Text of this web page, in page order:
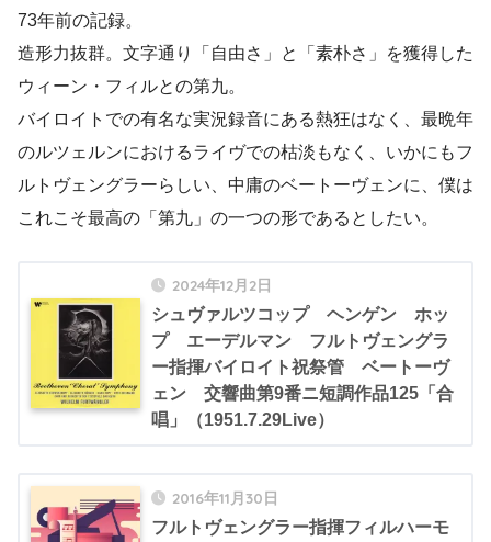
73年前の記録。
造形力抜群。文字通り「自由さ」と「素朴さ」を獲得した
ウィーン・フィルとの第九。
バイロイトでの有名な実況録音にある熱狂はなく、最晩年
のルツェルンにおけるライヴでの枯淡もなく、いかにもフ
ルトヴェングラーらしい、中庸のベートーヴェンに、僕は
これこそ最高の「第九」の一つの形であるとしたい。
2024年12月2日
シュヴァルツコップ ヘンゲン ホッ
プ エーデルマン フルトヴェングラ
ー指揮バイロイト祝祭管 ベートーヴ
ェン 交響曲第9番ニ短調作品125「合
唱」（1951.7.29Live）
2016年11月30日
フルトヴェングラー指揮フィルハーモ